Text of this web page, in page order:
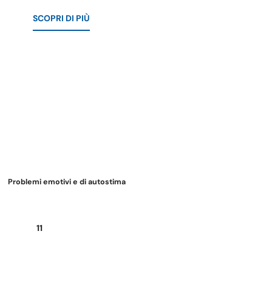
SCOPRI DI PIÙ
Problemi emotivi e di autostima
11